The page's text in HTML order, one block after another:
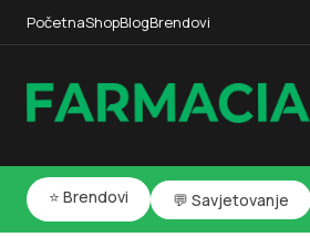
PočetnaShopBlogBrendovi
⭐ Brendovi 💬 Savjetovanje